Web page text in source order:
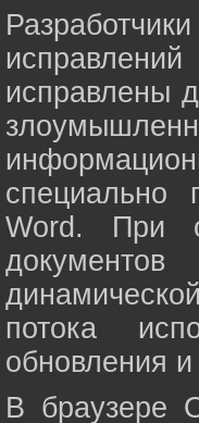
исправлены
специально
Word. При
потока
обновления
В браузере